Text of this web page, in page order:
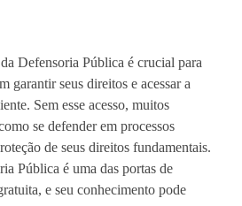
Defensoria Pública é crucial para
garantir seus direitos e acessar a
Sem esse acesso, muitos
se defender em processos
de seus direitos fundamentais.
Pública é uma das portas de
e seu conhecimento pode